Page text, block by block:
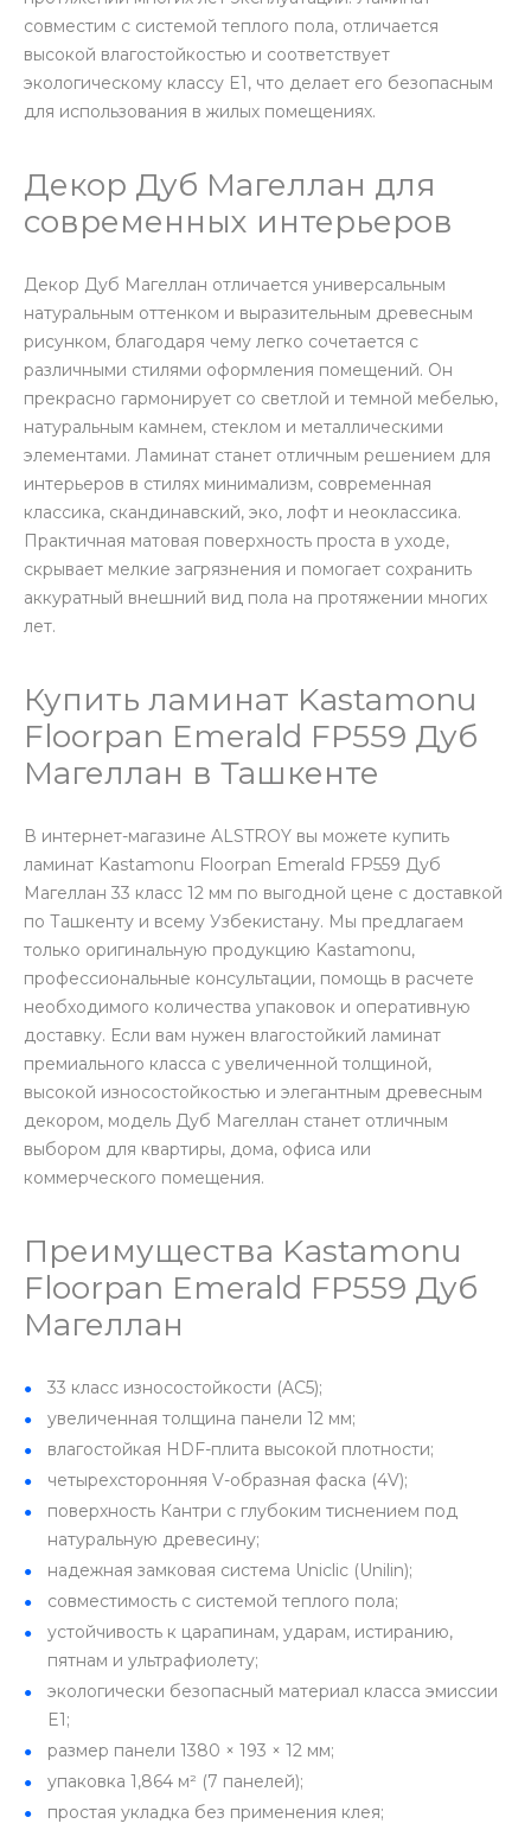
совместим с системой теплого пола, отличается
высокой влагостойкостью и соответствует
экологическому классу E1, что делает его безопасным
для использования в жилых помещениях.
Декор Дуб Магеллан для
современных интерьеров
Декор Дуб Магеллан отличается универсальным
натуральным оттенком и выразительным древесным
рисунком, благодаря чему легко сочетается с
различными стилями оформления помещений. Он
прекрасно гармонирует со светлой и темной мебелью,
натуральным камнем, стеклом и металлическими
элементами. Ламинат станет отличным решением для
интерьеров в стилях минимализм, современная
классика, скандинавский, эко, лофт и неоклассика.
Практичная матовая поверхность проста в уходе,
скрывает мелкие загрязнения и помогает сохранить
аккуратный внешний вид пола на протяжении многих
лет.
Купить ламинат Kastamonu
Floorpan Emerald FP559 Дуб
Магеллан в Ташкенте
В интернет-магазине ALSTROY вы можете купить
ламинат Kastamonu Floorpan Emerald FP559 Дуб
Магеллан 33 класс 12 мм по выгодной цене с доставкой
по Ташкенту и всему Узбекистану. Мы предлагаем
только оригинальную продукцию Kastamonu,
профессиональные консультации, помощь в расчете
необходимого количества упаковок и оперативную
доставку. Если вам нужен влагостойкий ламинат
премиального класса с увеличенной толщиной,
высокой износостойкостью и элегантным древесным
декором, модель Дуб Магеллан станет отличным
выбором для квартиры, дома, офиса или
коммерческого помещения.
Преимущества Kastamonu
Floorpan Emerald FP559 Дуб
Магеллан
33 класс износостойкости (AC5);
увеличенная толщина панели 12 мм;
влагостойкая HDF-плита высокой плотности;
четырехсторонняя V-образная фаска (4V);
поверхность Кантри с глубоким тиснением под
натуральную древесину;
надежная замковая система Uniclic (Unilin);
совместимость с системой теплого пола;
устойчивость к царапинам, ударам, истиранию,
пятнам и ультрафиолету;
экологически безопасный материал класса эмиссии
E1;
размер панели 1380 × 193 × 12 мм;
упаковка 1,864 м² (7 панелей);
простая укладка без применения клея;